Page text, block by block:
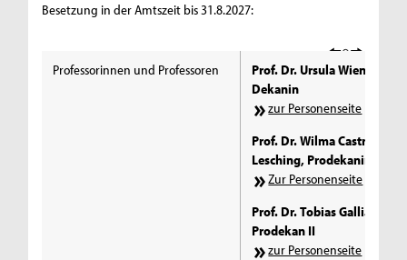
Besetzung in der Amtszeit bis 31.8.2027:
Professorinnen und Professoren
Prof. Dr. Ursula Wienen,
Dekanin
zur Personenseite
Prof. Dr. Wilma Castro-
Lesching, Prodekanin I
Zur Personenseite
Prof. Dr. Tobias Galliat,
Prodekan II
zur Personenseite